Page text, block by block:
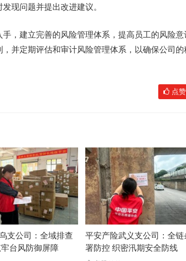
现问题并提出改进建议。
，建立完善的风险管理体系，提高员工的风险意
并定期评估和审计风险管理体系，以确保公司的
点
支公司：全域排查
台风防御屏障
平安产险武义支公司：全链
署防控 织密汛期安全防线